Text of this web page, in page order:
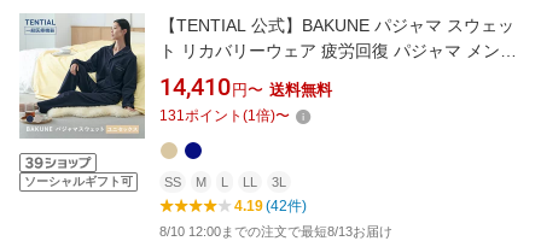
ソーシャルギフト可
【TENTIAL 公式】BAKUNE パジャマ スウェッ
ト リカバリーウェア 疲労回復 パジャマ メンズ
レディース トップス ボトムス 上下セット 長袖
TENTIAL テンシャル バクネ 前開きタイプ ルー
ムウェア 部屋着 健康 プレゼント ギフト 一般医
療機器 血行促進
14,410 円〜 送料無料
131ポイント (1倍)〜
SS M L LL 3L
4.19(42件)
8/10 12:00までの注文で最短8/13お届け